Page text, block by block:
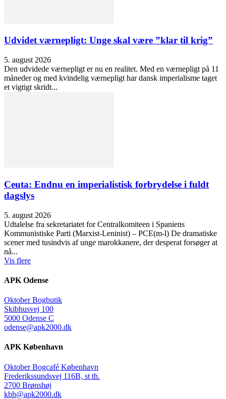
Udvidet værnepligt: Unge skal være ”klar til krig”
5. august 2026
Den udvidede værnepligt er nu en realitet. Med en værnepligt på 11
måneder og med kvindelig værnepligt har dansk imperialisme taget
et vigtigt skridt...
Ceuta: Endnu en imperialistisk forbrydelse i fuldt
dagslys
5. august 2026
Udtalelse fra sekretariatet for Centralkomiteen i Spaniens
Kommunistiske Parti (Marxist-Leninist) – PCE(m-l) De dramatiske
scener med tusindvis af unge marokkanere, der desperat forsøger at
nå...
Vis flere
APK Odense
Oktober Bogbutik
Skibhusvej 100
5000 Odense C
odense@apk2000.dk
APK København
Oktober Bogcafé København
Frederikssundsvej 116B, st th.
2700 Brønshøj
kbh@apk2000.dk